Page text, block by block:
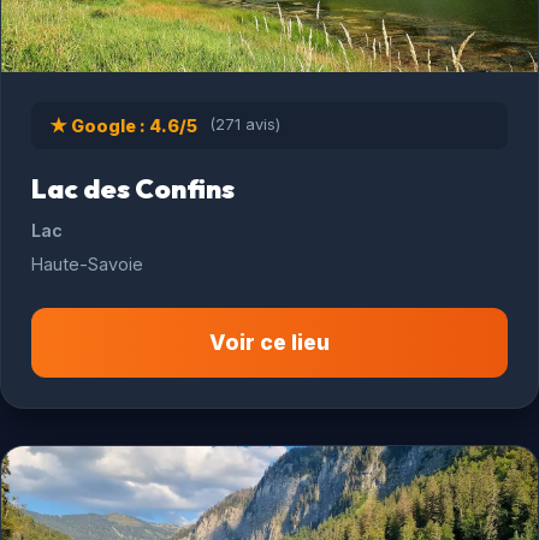
★ Google : 4.6/5 (271 avis)
Lac des Confins
Lac
Haute-Savoie
Voir ce lieu